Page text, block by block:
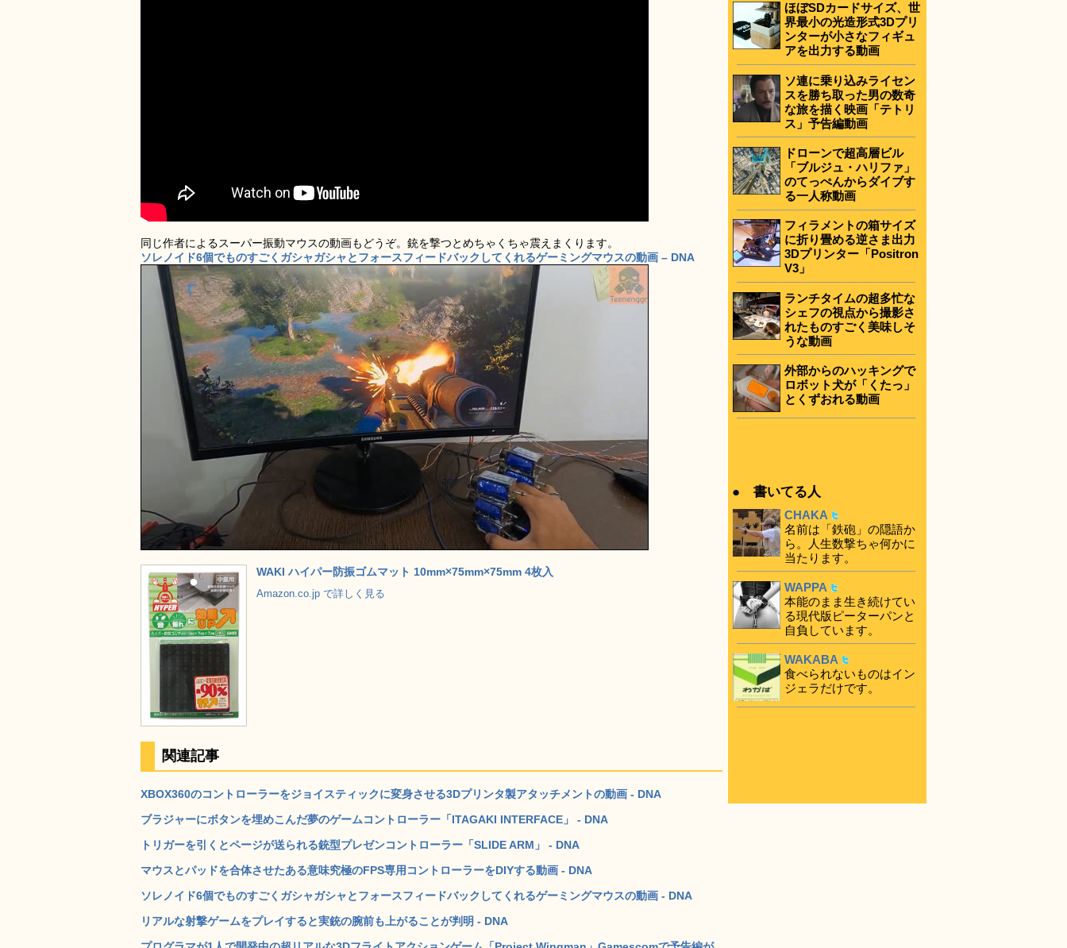
同じ作者によるスーパー振動マウスの動画もどうぞ。銃を撃つとめちゃくちゃ震えまくります。
ソレノイド6個でものすごくガシャガシャとフォースフィードバックしてくれるゲーミングマウスの動画 – DNA
WAKI ハイパー防振ゴムマット 10mm×75mm×75mm 4枚入
Amazon.co.jp で詳しく見る
関連記事
XBOX360のコントローラーをジョイスティックに変身させる3Dプリンタ製アタッチメントの動画 - DNA
ブラジャーにボタンを埋めこんだ夢のゲームコントローラー「ITAGAKI INTERFACE」 - DNA
トリガーを引くとページが送られる銃型プレゼンコントローラー「SLIDE ARM」 - DNA
マウスとパッドを合体させたある意味究極のFPS専用コントローラーをDIYする動画 - DNA
ソレノイド6個でものすごくガシャガシャとフォースフィードバックしてくれるゲーミングマウスの動画 - DNA
リアルな射撃ゲームをプレイすると実銃の腕前も上がることが判明 - DNA
ほぼSDカードサイズ、世
界最小の光造形式3Dプリ
ンターが小さなフィギュ
アを出力する動画
ソ連に乗り込みライセン
スを勝ち取った男の数奇
な旅を描く映画「テトリ
ス」予告編動画
ドローンで超高層ビル
「ブルジュ・ハリファ」
のてっぺんからダイブす
る一人称動画
フィラメントの箱サイズ
に折り畳める逆さま出力
3Dプリンター「Positron
V3」
ランチタイムの超多忙な
シェフの視点から撮影さ
れたものすごく美味しそ
うな動画
外部からのハッキングで
ロボット犬が「くたっ」
とくずおれる動画
● 書いてる人
CHAKA
名前は「鉄砲」の隠語か
ら。人生数撃ちゃ何かに
当たります。
WAPPA
本能のまま生き続けてい
る現代版ピーターパンと
自負しています。
WAKABA
食べられないものはイン
ジェラだけです。